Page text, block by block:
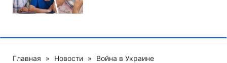
Главная » Новости » Война в Украине